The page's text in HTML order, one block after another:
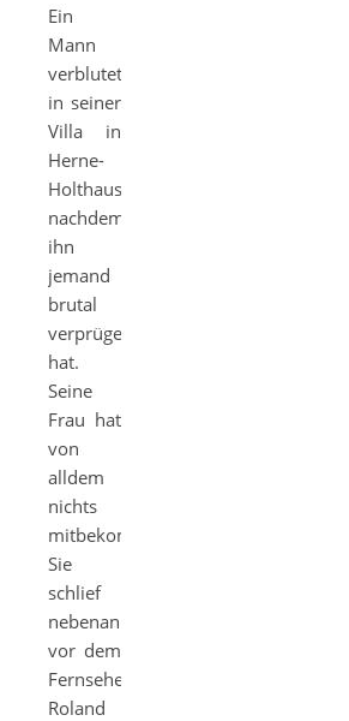
Ein
Mann
verblutet
in seiner
Villa in
Herne-
Holthausen,
nachdem
ihn
jemand
brutal
verprügelt
hat.
Seine
Frau hat
von
alldem
nichts
mitbekommen.
Sie
schlief
nebenan
vor dem
Fernseher.
Roland